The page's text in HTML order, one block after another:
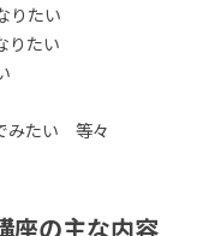
りたい
りたい
みたい 等々
座の主な内容